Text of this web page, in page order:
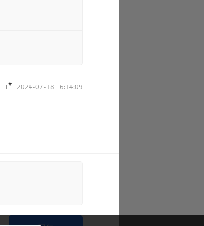
1# 2024-07-18 16:14:09